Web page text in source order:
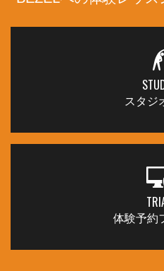
スタジ
体験予約